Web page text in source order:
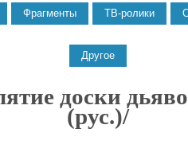
доски
(рус.)/